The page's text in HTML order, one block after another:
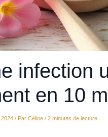
infection
en 10
/ Par Céline / 2 minutes de lecture